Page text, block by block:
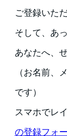
ご登録いた
そして、あ
あなたへ、
（お名前、
です）
スマホでレ
の登録フォ